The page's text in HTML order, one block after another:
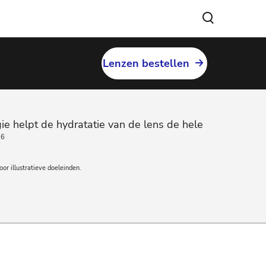
Lenzen bestellen
helpt de hydratatie van de lens de hele
6
illustratieve doeleinden.